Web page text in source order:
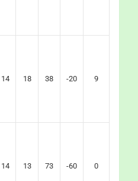
14 18 38 -20 9
14 13 73 -60 0